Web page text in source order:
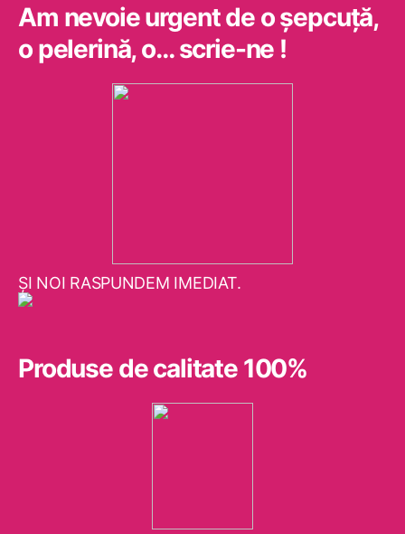
Am nevoie urgent de o şepcuţă,
o pelerină, o… scrie-ne !
ŞI NOI RASPUNDEM IMEDIAT.
Produse de calitate 100%